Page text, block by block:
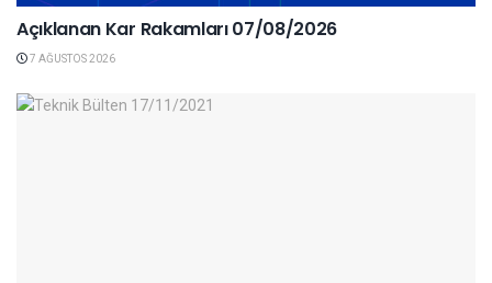
Açıklanan Kar Rakamları 07/08/2026
7 AĞUSTOS 2026